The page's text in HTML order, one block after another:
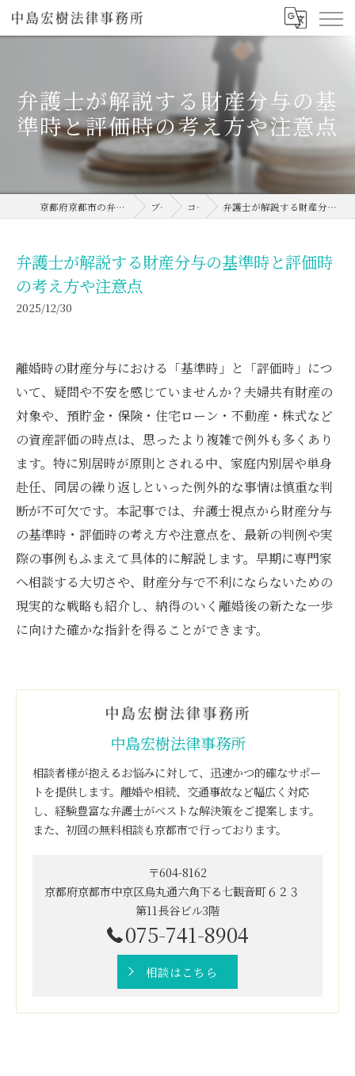
弁護士が解説する財産分与の基
準時と評価時の考え方や注意点
京都府京都市の弁護士なら中島宏樹法律事務所 ブログ コラム 弁護士が解説する財産分与の基準時と評価時の考え方や注意点
弁護士が解説する財産分与の基準時と評価時
の考え方や注意点
2025/12/30
離婚時の財産分与における「基準時」と「評価時」につ
いて、疑問や不安を感じていませんか？夫婦共有財産の
対象や、預貯金・保険・住宅ローン・不動産・株式など
の資産評価の時点は、思ったより複雑で例外も多くあり
ます。特に別居時が原則とされる中、家庭内別居や単身
赴任、同居の繰り返しといった例外的な事情は慎重な判
断が不可欠です。本記事では、弁護士視点から財産分与
の基準時・評価時の考え方や注意点を、最新の判例や実
際の事例もふまえて具体的に解説します。早期に専門家
へ相談する大切さや、財産分与で不利にならないための
現実的な戦略も紹介し、納得のいく離婚後の新たな一歩
に向けた確かな指針を得ることができます。
中島宏樹法律事務所
相談者様が抱えるお悩みに対して、迅速かつ的確なサポー
トを提供します。離婚や相続、交通事故など幅広く対応
し、経験豊富な弁護士がベストな解決策をご提案します。
また、初回の無料相談も京都市で行っております。
〒604-8162
京都府京都市中京区烏丸通六角下る七観音町６２３
第11長谷ビル3階
075-741-8904
相談はこちら